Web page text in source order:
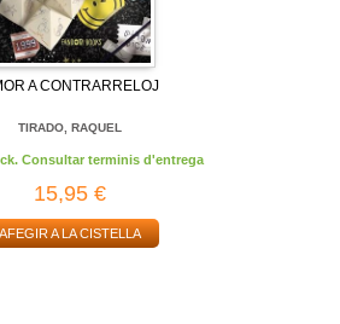
A CONTRARRELOJ
TIRADO, RAQUEL
Consultar terminis d'entrega
15,95 €
AFEGIR A LA CISTELLA